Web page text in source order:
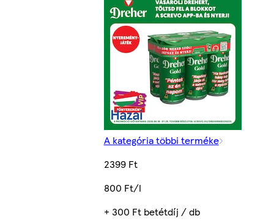
A kategória többi terméke
2399 Ft
800 Ft/l
+ 300 Ft betétdíj / db